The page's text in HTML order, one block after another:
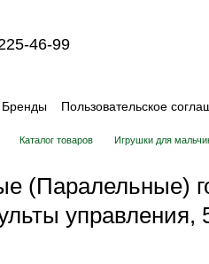
46-99
Бренды Пользовательское
Каталог товаров
Игрушки для
(Паралельные)
управления,